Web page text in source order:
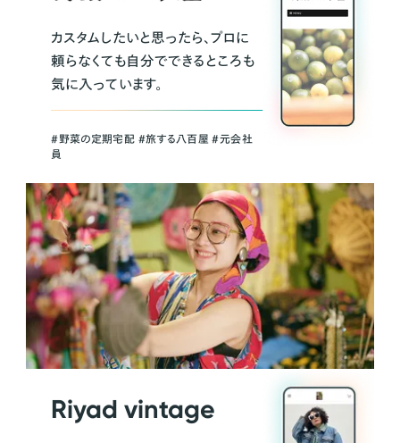
カスタムしたいと思ったら、プロに
頼らなくても自分でできるところも
気に入っています。
＃野菜の定期宅配 ＃旅する八百屋 ＃元会社
員
Riyad vintage